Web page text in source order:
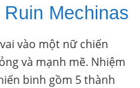
Mechinas
vào một nữ chiến
và mạnh mẽ. Nhiệm
binh gồm 5 thành